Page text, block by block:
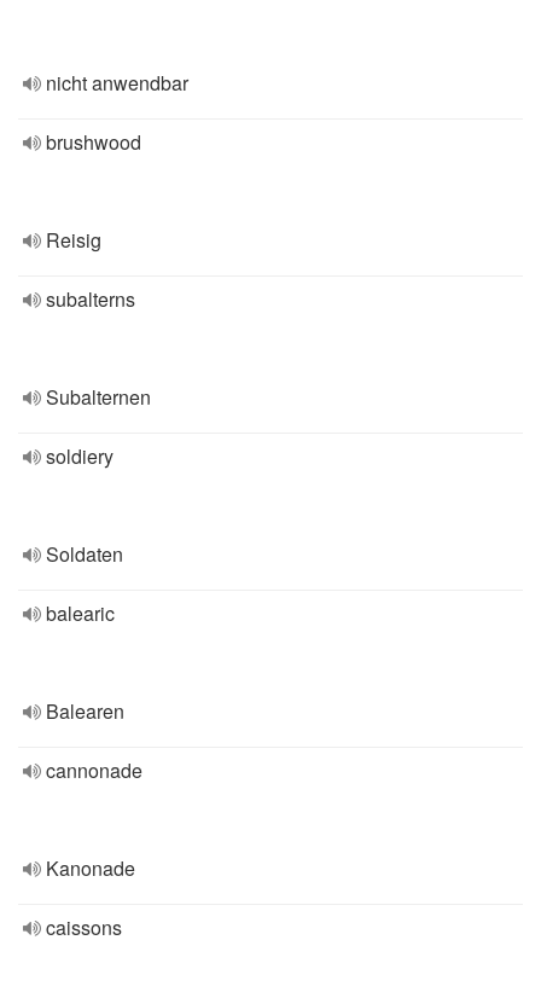
nicht anwendbar
brushwood
Reisig
subalterns
Subalternen
soldiery
Soldaten
balearic
Balearen
cannonade
Kanonade
caissons